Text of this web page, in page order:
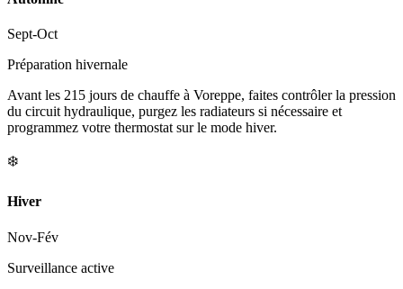
Sept-Oct
Préparation hivernale
Avant les 215 jours de chauffe à Voreppe, faites contrôler la pression
du circuit hydraulique, purgez les radiateurs si nécessaire et
programmez votre thermostat sur le mode hiver.
❄️
Hiver
Nov-Fév
Surveillance active